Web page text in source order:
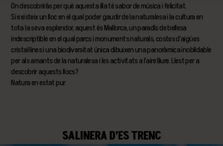
On descobriràs per què aquesta illa té sabor de música i felicitat.
Si existeix un lloc en el qual poder gaudir de la naturalesa i la cultura en
tota la seva esplendor, aquest és Mallorca, un paradís de bellesa
indescriptible en el qual parcs i monuments naturals, costes d’aigües
cristal·lines i una biodiversitat única dibuixen una panoràmica inoblidable
per als amants de la naturalesa i les activitats a l’aire lliure. Llest per a
descobrir aquests llocs?
Natura en estat pur
SALINERA D’ES TRENC